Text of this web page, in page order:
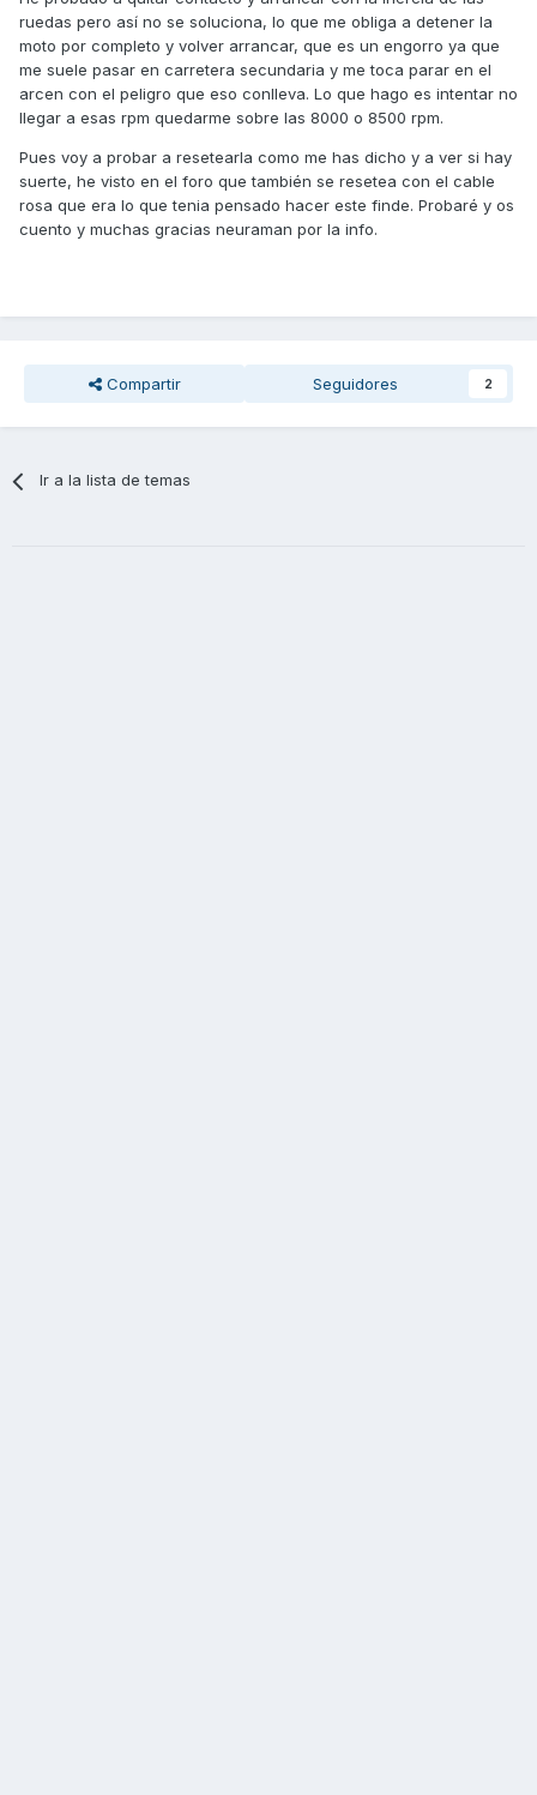
ruedas pero así no se soluciona, lo que me obliga a detener la
moto por completo y volver arrancar, que es un engorro ya que
me suele pasar en carretera secundaria y me toca parar en el
arcen con el peligro que eso conlleva. Lo que hago es intentar no
llegar a esas rpm quedarme sobre las 8000 o 8500 rpm.
Pues voy a probar a resetearla como me has dicho y a ver si hay
suerte, he visto en el foro que también se resetea con el cable
rosa que era lo que tenia pensado hacer este finde. Probaré y os
cuento y muchas gracias neuraman por la info.
Compartir Seguidores 2
Ir a la lista de temas